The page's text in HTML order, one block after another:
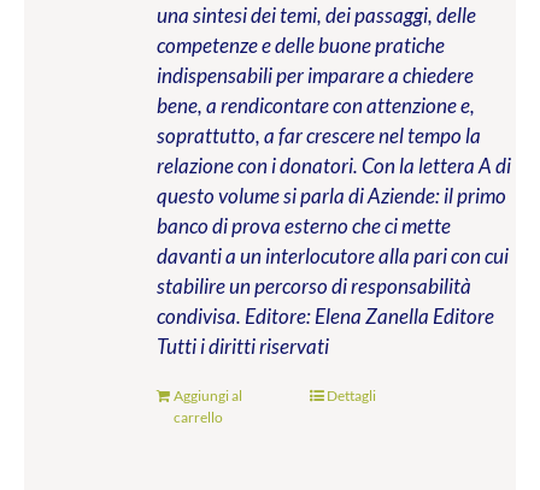
una sintesi dei temi, dei passaggi, delle
competenze e delle buone pratiche
indispensabili per imparare a chiedere
bene, a rendicontare con attenzione e,
soprattutto, a far crescere nel tempo la
relazione con i donatori. Con la lettera A di
questo volume si parla di Aziende: il primo
banco di prova esterno che ci mette
davanti a un interlocutore alla pari con cui
stabilire un percorso di responsabilità
condivisa. Editore: Elena Zanella Editore
Tutti i diritti riservati
Aggiungi al
carrello
Dettagli